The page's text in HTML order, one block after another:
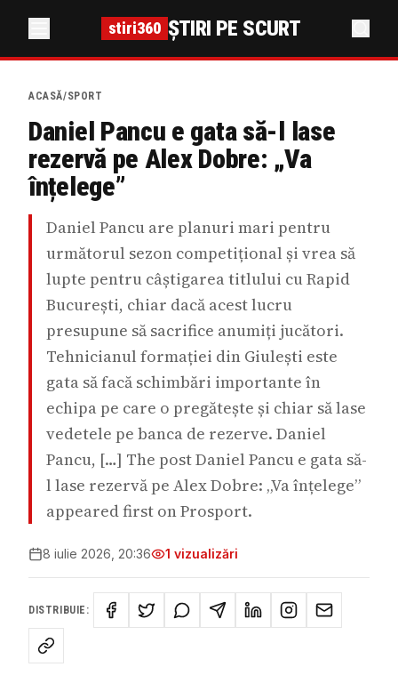
stiri360 ȘTIRI PE SCURT
ACASĂ/SPORT
Daniel Pancu e gata să-l lase
rezervă pe Alex Dobre: „Va
înțelege”
Daniel Pancu are planuri mari pentru
următorul sezon competițional și vrea să
lupte pentru câștigarea titlului cu Rapid
București, chiar dacă acest lucru
presupune să sacrifice anumiți jucători.
Tehnicianul formației din Giulești este
gata să facă schimbări importante în
echipa pe care o pregătește și chiar să lase
vedetele pe banca de rezerve. Daniel
Pancu, […] The post Daniel Pancu e gata să-
l lase rezervă pe Alex Dobre: „Va înțelege”
appeared first on Prosport.
8 iulie 2026, 20:36 1 vizualizări
DISTRIBUIE: